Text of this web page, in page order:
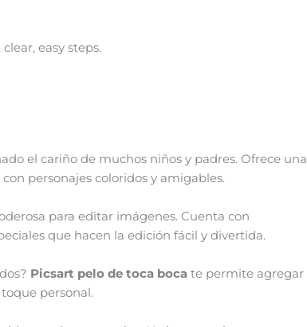
easy steps.
el cariño de muchos niños y padres. Ofrece una
personajes coloridos y amigables.
para editar imágenes. Cuenta con
que hacen la edición fácil y divertida.
Picsart pelo de toca boca te permite agregar
personal.